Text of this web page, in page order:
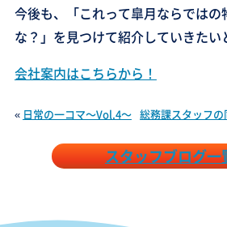
今後も、「これって皐月ならではの
な？」を見つけて紹介していきた
会社案内はこちらから！
« 日常の一コマ～Vol.4～ 総務課スタッフ
スタッフブログ一